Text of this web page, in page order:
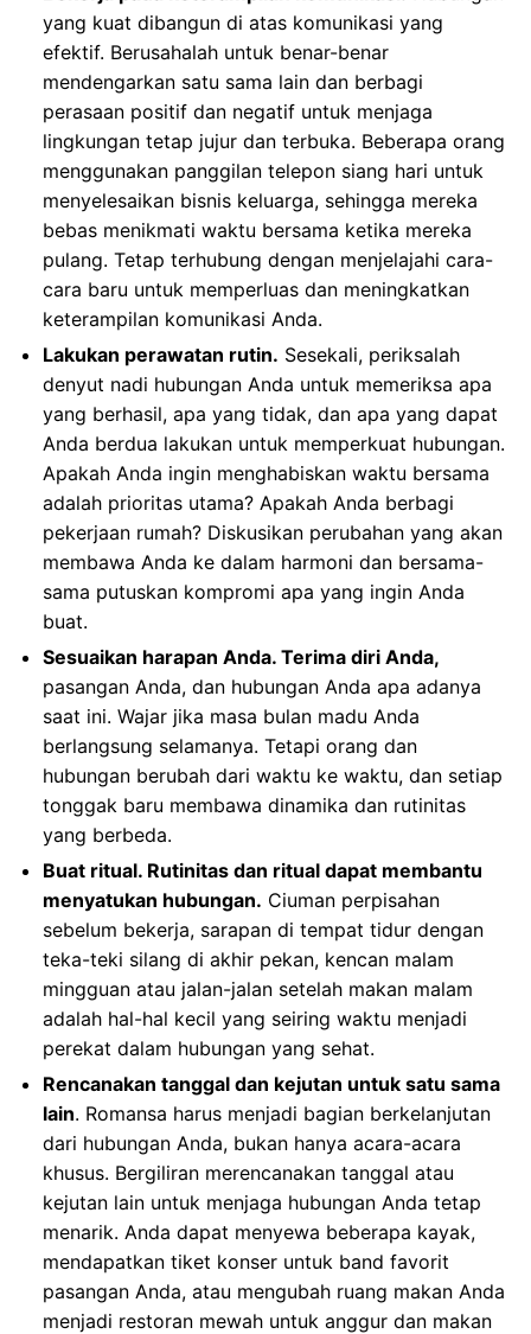
yang kuat dibangun di atas komunikasi yang
efektif. Berusahalah untuk benar-benar
mendengarkan satu sama lain dan berbagi
perasaan positif dan negatif untuk menjaga
lingkungan tetap jujur ​​dan terbuka. Beberapa orang
menggunakan panggilan telepon siang hari untuk
menyelesaikan bisnis keluarga, sehingga mereka
bebas menikmati waktu bersama ketika mereka
pulang. Tetap terhubung dengan menjelajahi cara-
cara baru untuk memperluas dan meningkatkan
keterampilan komunikasi Anda.
Lakukan perawatan rutin. Sesekali, periksalah
denyut nadi hubungan Anda untuk memeriksa apa
yang berhasil, apa yang tidak, dan apa yang dapat
Anda berdua lakukan untuk memperkuat hubungan.
Apakah Anda ingin menghabiskan waktu bersama
adalah prioritas utama? Apakah Anda berbagi
pekerjaan rumah? Diskusikan perubahan yang akan
membawa Anda ke dalam harmoni dan bersama-
sama putuskan kompromi apa yang ingin Anda
buat.
Sesuaikan harapan Anda. Terima diri Anda,
pasangan Anda, dan hubungan Anda apa adanya
saat ini. Wajar jika masa bulan madu Anda
berlangsung selamanya. Tetapi orang dan
hubungan berubah dari waktu ke waktu, dan setiap
tonggak baru membawa dinamika dan rutinitas
yang berbeda.
Buat ritual. Rutinitas dan ritual dapat membantu
menyatukan hubungan. Ciuman perpisahan
sebelum bekerja, sarapan di tempat tidur dengan
teka-teki silang di akhir pekan, kencan malam
mingguan atau jalan-jalan setelah makan malam
adalah hal-hal kecil yang seiring waktu menjadi
perekat dalam hubungan yang sehat.
Rencanakan tanggal dan kejutan untuk satu sama
lain. Romansa harus menjadi bagian berkelanjutan
dari hubungan Anda, bukan hanya acara-acara
khusus. Bergiliran merencanakan tanggal atau
kejutan lain untuk menjaga hubungan Anda tetap
menarik. Anda dapat menyewa beberapa kayak,
mendapatkan tiket konser untuk band favorit
pasangan Anda, atau mengubah ruang makan Anda
menjadi restoran mewah untuk anggur dan makan